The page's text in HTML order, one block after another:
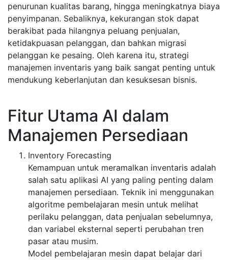
penurunan kualitas barang, hingga meningkatnya biaya
penyimpanan. Sebaliknya, kekurangan stok dapat
berakibat pada hilangnya peluang penjualan,
ketidakpuasan pelanggan, dan bahkan migrasi
pelanggan ke pesaing. Oleh karena itu, strategi
manajemen inventaris yang baik sangat penting untuk
mendukung keberlanjutan dan kesuksesan bisnis.
Fitur Utama AI dalam
Manajemen Persediaan
Inventory Forecasting
Kemampuan untuk meramalkan inventaris adalah
salah satu aplikasi AI yang paling penting dalam
manajemen persediaan. Teknik ini menggunakan
algoritme pembelajaran mesin untuk melihat
perilaku pelanggan, data penjualan sebelumnya,
dan variabel eksternal seperti perubahan tren
pasar atau musim.
Model pembelajaran mesin dapat belajar dari